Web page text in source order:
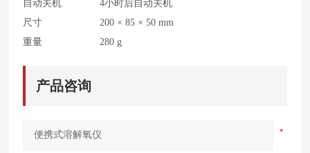
自动关机
4小时后自动关机
尺寸
200 × 85 × 50 mm
重量
280 g
产品咨询